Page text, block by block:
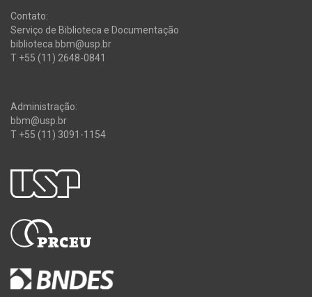
Contato:
Serviço de Biblioteca e Documentação
biblioteca.bbm@usp.br
T +55 (11) 2648-0841
Administração:
bbm@usp.br
T +55 (11) 3091-1154